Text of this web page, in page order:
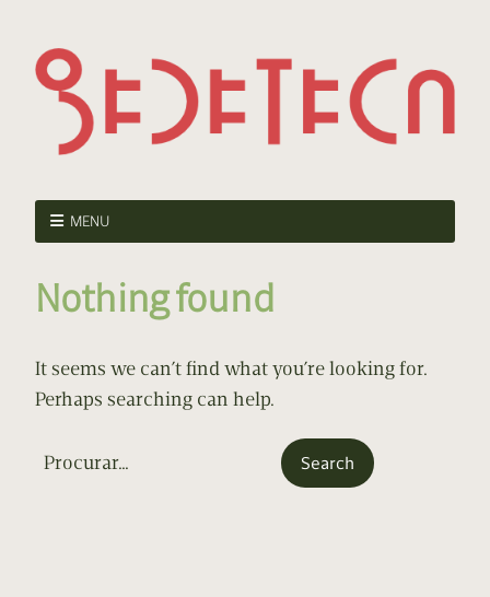
MENU
Nothing found
It seems we can’t find what you’re looking for.
Perhaps searching can help.